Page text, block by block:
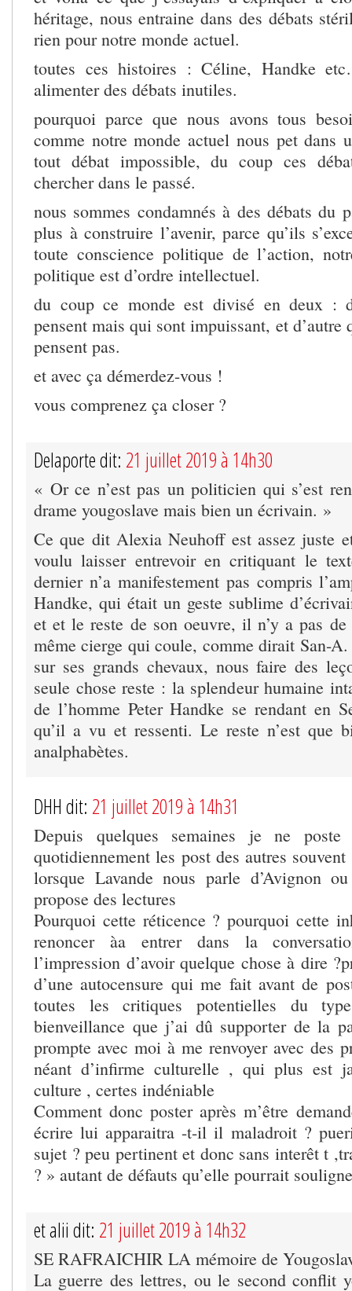
héritage, nous entraine dans des débats
rien pour notre monde actuel.
toutes ces histoires : Céline, Handke
alimenter des débats inutiles.
pourquoi parce que nous avons tous
comme notre monde actuel nous pet dans
tout débat impossible, du coup ces
chercher dans le passé.
nous sommes condamnés à des débats du
plus à construire l’avenir, parce qu’ils
toute conscience politique de l’action,
politique est d’ordre intellectuel.
du coup ce monde est divisé en deux :
pensent mais qui sont impuissant, et d’autre
pensent pas.
et avec ça démerdez-vous !
vous comprenez ça closer ?
Delaporte dit: 21 juillet 2019 à 14h30
« Or ce n’est pas un politicien qui s’est
drame yougoslave mais bien un écrivain. »
Ce que dit Alexia Neuhoff est assez juste
voulu laisser entrevoir en critiquant le
dernier n’a manifestement pas compris
Handke, qui était un geste sublime
et et le reste de son oeuvre, il n’y a pas de
même cierge qui coule, comme dirait San-
sur ses grands chevaux, nous faire des
seule chose reste : la splendeur humaine
de l’homme Peter Handke se rendant en
qu’il a vu et ressenti. Le reste n’est que
analphabètes.
DHH dit: 21 juillet 2019 à 14h31
Depuis quelques semaines je ne
quotidiennement les post des autres
lorsque Lavande nous parle d’Avignon
propose des lectures
Pourquoi cette réticence ? pourquoi cette
renoncer àa entrer dans la
l’impression d’avoir quelque chose à dire
d’une autocensure qui me fait avant de
toutes les critiques potentielles du
bienveillance que j’ai dû supporter de la
prompte avec moi à me renvoyer avec des
néant d’infirme culturelle , qui plus est
culture , certes indéniable
Comment donc poster après m’être
écrire lui apparaitra -t-il il maladroit ?
sujet ? peu pertinent et donc sans interêt t
? » autant de défauts qu’elle pourrait
et alii dit: 21 juillet 2019 à 14h32
SE RAFRAICHIR LA mémoire de
La guerre des lettres, ou le second conflit